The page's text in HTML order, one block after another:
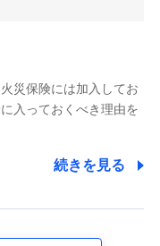
の正確な把握のため
め
災保険には加入してお
入っておくべき理由を
続きを見る